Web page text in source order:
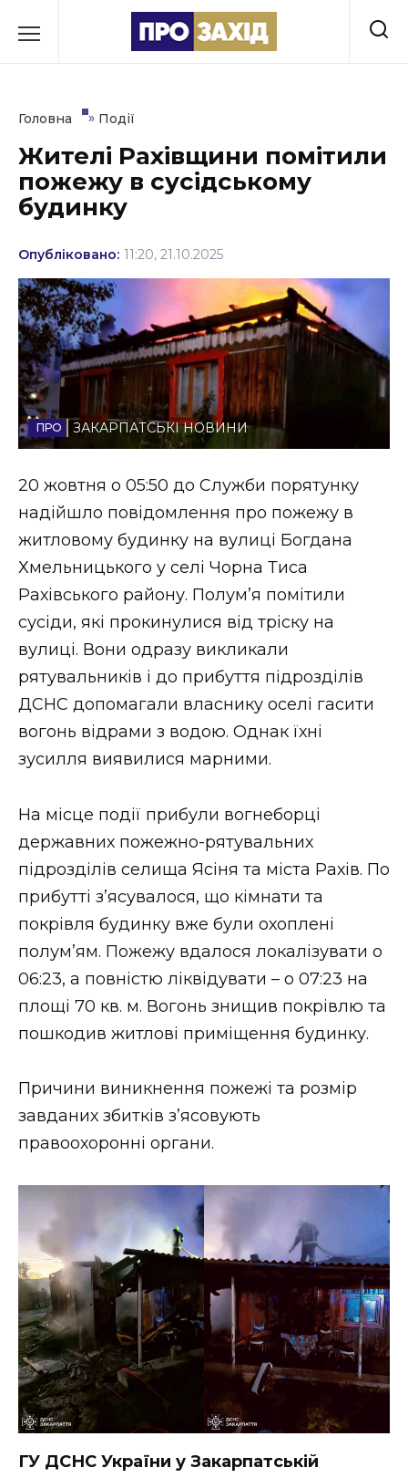
до
Культура
Освіта
Події
Політика
Соціум
Спорт
Стиль життя
Втрачений Ужгород (відеоверсія)
ЗАКАРПАТСЬКІ НОВИНИ
НОВИНИ ЗАХІДНОЇ УКРАЇНИ
ФОТО
ВІДЕО
Головна » Події
Жителі Рахівщини помітили
пожежу в сусідському
будинку
Опубліковано: 11:20, 21.10.2025
ЗАКАРПАТСЬКІ НОВИНИ
20 жовтня о 05:50 до Служби порятунку
надійшло повідомлення про пожежу в
житловому будинку на вулиці Богдана
Хмельницького у селі Чорна Тиса
Рахівського району. Полум’я помітили
сусіди, які прокинулися від тріску на
вулиці. Вони одразу викликали
рятувальників і до прибуття підрозділів
ДСНС допомагали власнику оселі гасити
вогонь відрами з водою. Однак їхні
зусилля виявилися марними.
На місце події прибули вогнеборці
державних пожежно-рятувальних
підрозділів селища Ясіня та міста Рахів. По
прибутті з’ясувалося, що кімнати та
покрівля будинку вже були охоплені
полум’ям. Пожежу вдалося локалізувати о
06:23, а повністю ліквідувати – о 07:23 на
площі 70 кв. м. Вогонь знищив покрівлю та
пошкодив житлові приміщення будинку.
Причини виникнення пожежі та розмір
завданих збитків з’ясовують
правоохоронні органи.
ГУ ДСНС України у Закарпатській